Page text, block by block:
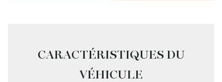
CARACTÉRISTIQUES DU
VÉHICULE